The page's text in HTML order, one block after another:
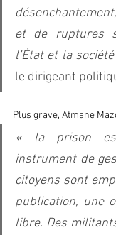
et de ruptures
l’État et la société
le dirigeant
Plus grave, Atmane
« la prison
instrument de
citoyens sont
publication, une
libre. Des